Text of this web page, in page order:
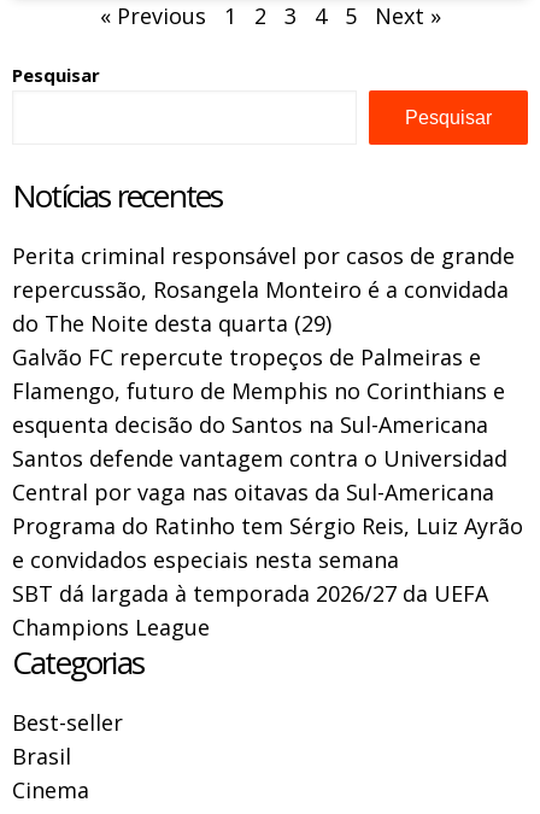
« Previous 1 2 3 4 5 Next »
Pesquisar
Pesquisar
Notícias recentes
Perita criminal responsável por casos de grande
repercussão, Rosangela Monteiro é a convidada
do The Noite desta quarta (29)
Galvão FC repercute tropeços de Palmeiras e
Flamengo, futuro de Memphis no Corinthians e
esquenta decisão do Santos na Sul-Americana
Santos defende vantagem contra o Universidad
Central por vaga nas oitavas da Sul-Americana
Programa do Ratinho tem Sérgio Reis, Luiz Ayrão
e convidados especiais nesta semana
SBT dá largada à temporada 2026/27 da UEFA
Champions League
Categorias
Best-seller
Brasil
Cinema